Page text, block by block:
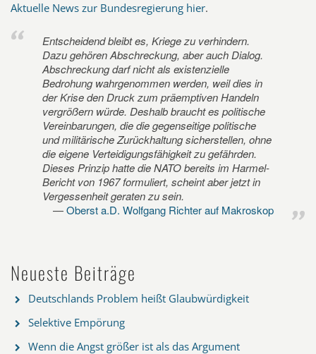
Aktuelle News zur Bundesregierung hier.
Entscheidend bleibt es, Kriege zu verhindern.
Dazu gehören Abschreckung, aber auch Dialog.
Abschreckung darf nicht als existenzielle
Bedrohung wahrgenommen werden, weil dies in
der Krise den Druck zum präemptiven Handeln
vergrößern würde. Deshalb braucht es politische
Vereinbarungen, die die gegenseitige politische
und militärische Zurückhaltung sicherstellen, ohne
die eigene Verteidigungsfähigkeit zu gefährden.
Dieses Prinzip hatte die NATO bereits im Harmel-
Bericht von 1967 formuliert, scheint aber jetzt in
Vergessenheit geraten zu sein.
Oberst a.D. Wolfgang Richter auf Makroskop
Neueste Beiträge
Deutschlands Problem heißt Glaubwürdigkeit
Selektive Empörung
Wenn die Angst größer ist als das Argument